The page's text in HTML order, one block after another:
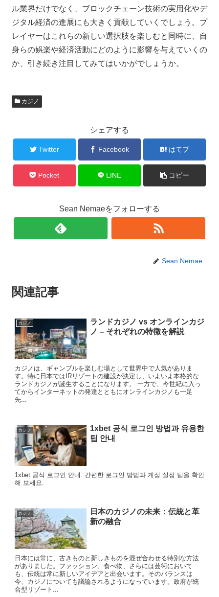
ル業界だけでなく、ブロックチェーン技術の実用化やデ
ジタル経済の進展にも大きく貢献していくでしょう。プ
レイヤーはこれらの新しい選択肢を楽しむと同時に、自
身らの娯楽や経済活動にどのように影響を与えていくの
か、引き続き注目してみてはいかがでしょうか。
カジノ
シェアする
Twitter Facebook はてブ
Pocket LINE コピー
Sean Nemaeをフォローする
Sean Nemae
関連記事
カジノ
ランドカジノ vs オンラインカジ
ノ – それぞれの特徴を解説
カジノは、ギャンブルを楽しむ場として世界中で人気がありま
す。特に日本ではIRリゾートの建設が決定し、いよいよ本格的な
ランドカジノが誕生することになります。 一方で、今世紀に入っ
てからインターネットの発達とともにオンラインカジノも一足
先...
カジノ
1xbet 공식 로그인 방법과 유용한
팁 안내
1xbet 공식 로그인 안내: 간편한 로그인 방법과 계정 설정 팁을 확인
해 보세요.
カジノ
日本のカジノの未来：伝統と革
新の融合
日本には常に、古きものと新しきものを混ぜ合わせる特別な方法
がありました。ファッション、食べ物、さらには芸術において
も、伝統は常に新しいアイデアと出会います。そのバランスは
今、カジノについても議論されるようになっています。政府が統
合型リゾート...